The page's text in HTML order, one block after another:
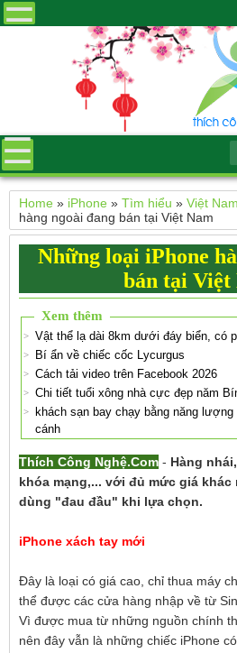
Home » iPhone »Tìm hiểu »Việt Nam
hàng ngoài đang bán tại Việt Nam
Những loại iPhone
bán tại Việt
Xem thêm
Vật thể lạ dài 8km dưới đáy biển, có
Bí ẩn về chiếc cốc Lycurgus
Cách tải video trên Facebook 2026
Chi tiết tuổi xông nhà cực đẹp năm
khách sạn bay chạy bằng năng
cánh
Thích Công Nghệ.Com - Hàng
khóa mạng,... với đủ mức giá
dùng "đau đầu" khi lựa chọn.
iPhone xách tay mới
Đây là loại có giá cao, chỉ thua máy
thể được các cửa hàng nhập về từ
Vì được mua từ những nguồn chính
nên đây vẫn là những chiếc iPhone